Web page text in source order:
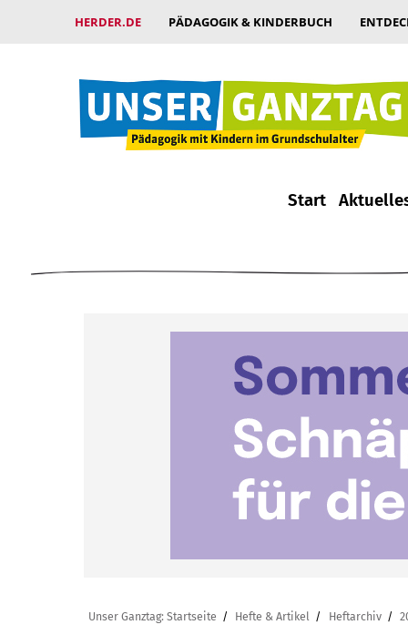
HERDER.DE PÄDAGOGIK & KINDERBUCH
Start
Unser Ganztag: Startseite Hefte & Artikel Heftarchiv